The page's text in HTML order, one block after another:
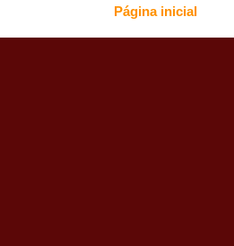
Página inicial